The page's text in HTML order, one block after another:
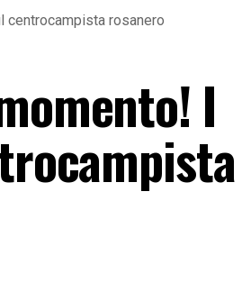
centrocampista rosanero
I